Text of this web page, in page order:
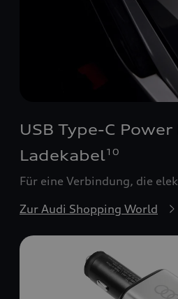
USB Type-C
Ladekabel10
Für eine Verbindung, die
Zur Audi Shopping World